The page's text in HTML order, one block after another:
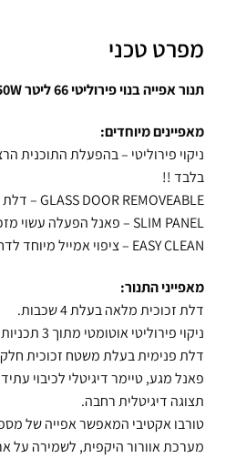
מפרט טכני
תנור אפייה בנוי פירוליטי 66 ליטר Sauter Cuisine 5050W – צבע לבן
מאפיינים מיוחדים:
ניקוי פירוליטי – בהפעלת התוכנית
בלבד !!
GLASS DOOR REMOVEABLE – דלת התנור וזכוכיות הדלת מתפרקות לניקוי קל ויסודי.
SLIM PANEL – פאנל הפעלה עשוי מזכוכית בחיתוך חדשני בגובה 96 מ"מ.
EASY CLEAN – ציפוי אמייל מיוחד לדחייה שכבות שומן ולניקוי מהיר.
מאפייני התנור:
דלת זכוכית מלאה בעלת 4 שכבות.
ניקוי פירוליטי אוטומטי מתוך 3 תכניות לבחירה.
דלת פנימית בעלת משטח זכוכית
פאנל מגע, טיימר דיגיטלי לכיבוי
תצוגה דיגיטלית רחבה.
טורבו אקטיבי המאפשר אפייה של
מערכת אוורור היקפית, לשמירה על